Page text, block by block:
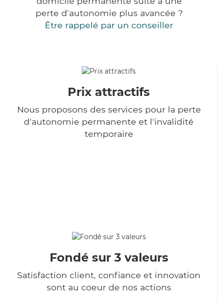
perte d'autonomie plus avancée ?
Être rappelé par un conseiller
Prix attractifs
Nous proposons des services pour la perte
d'autonomie permanente et l'invalidité
temporaire
Fondé sur 3 valeurs
Satisfaction client, confiance et innovation
sont au coeur de nos actions